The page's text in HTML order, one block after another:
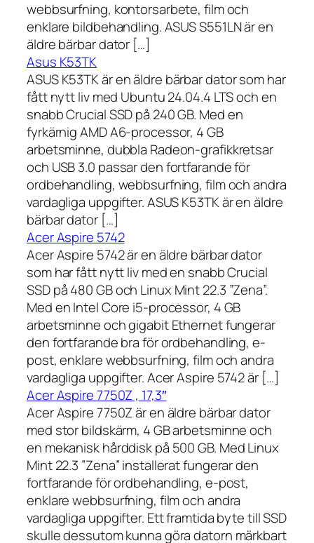
webbsurfning, kontorsarbete, film och
enklare bildbehandling. ASUS S551LN är en
äldre bärbar dator […]
Asus K53TK
ASUS K53TK är en äldre bärbar dator som har
fått nytt liv med Ubuntu 24.04.4 LTS och en
snabb Crucial SSD på 240 GB. Med en
fyrkärnig AMD A6-processor, 4 GB
arbetsminne, dubbla Radeon-grafikkretsar
och USB 3.0 passar den fortfarande för
ordbehandling, webbsurfning, film och andra
vardagliga uppgifter. ASUS K53TK är en äldre
bärbar dator […]
Acer Aspire 5742
Acer Aspire 5742 är en äldre bärbar dator
som har fått nytt liv med en snabb Crucial
SSD på 480 GB och Linux Mint 22.3 ”Zena”.
Med en Intel Core i5-processor, 4 GB
arbetsminne och gigabit Ethernet fungerar
den fortfarande bra för ordbehandling, e-
post, enklare webbsurfning, film och andra
vardagliga uppgifter. Acer Aspire 5742 är […]
Acer Aspire 7750Z , 17,3″
Acer Aspire 7750Z är en äldre bärbar dator
med stor bildskärm, 4 GB arbetsminne och
en mekanisk hårddisk på 500 GB. Med Linux
Mint 22.3 ”Zena” installerat fungerar den
fortfarande för ordbehandling, e-post,
enklare webbsurfning, film och andra
vardagliga uppgifter. Ett framtida byte till SSD
skulle dessutom kunna göra datorn märkbart